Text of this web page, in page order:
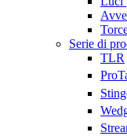
Serie di
TLR